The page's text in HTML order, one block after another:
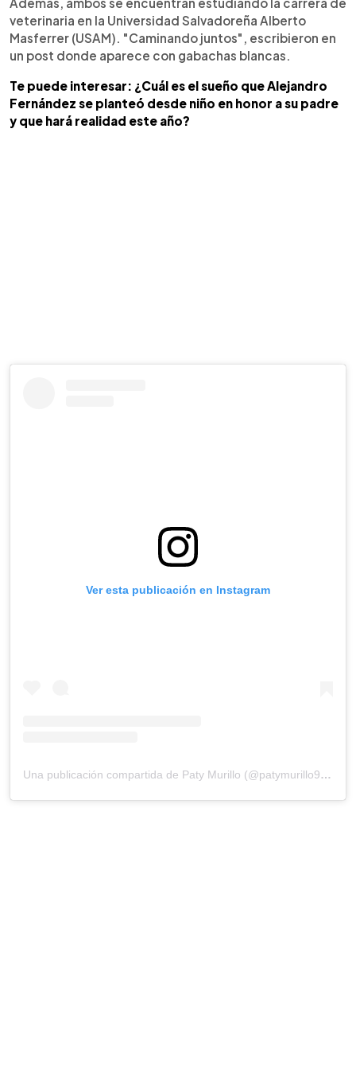
veterinaria en la Universidad Salvadoreña Alberto
Masferrer (USAM). "Caminando juntos", escribieron en
un post donde aparece con gabachas blancas.
Te puede interesar: ¿Cuál es el sueño que Alejandro
Fernández se planteó desde niño en honor a su padre
y que hará realidad este año?
Ver esta publicación en Instagram
Una publicación compartida de Paty Murillo (@patymurillo93_)